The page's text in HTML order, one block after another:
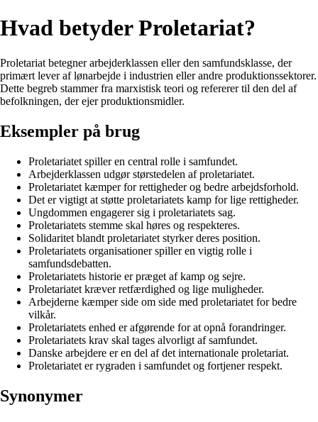
Hvad betyder Proletariat?
Proletariat betegner arbejderklassen eller den samfundsklasse, der
primært lever af lønarbejde i industrien eller andre produktionssektorer.
Dette begreb stammer fra marxistisk teori og refererer til den del af
befolkningen, der ejer produktionsmidler.
Eksempler på brug
Proletariatet spiller en central rolle i samfundet.
Arbejderklassen udgør størstedelen af proletariatet.
Proletariatet kæmper for rettigheder og bedre arbejdsforhold.
Det er vigtigt at støtte proletariatets kamp for lige rettigheder.
Ungdommen engagerer sig i proletariatets sag.
Proletariatets stemme skal høres og respekteres.
Solidaritet blandt proletariatet styrker deres position.
Proletariatets organisationer spiller en vigtig rolle i
samfundsdebatten.
Proletariatets historie er præget af kamp og sejre.
Proletariatet kræver retfærdighed og lige muligheder.
Arbejderne kæmper side om side med proletariatet for bedre
vilkår.
Proletariatets enhed er afgørende for at opnå forandringer.
Proletariatets krav skal tages alvorligt af samfundet.
Danske arbejdere er en del af det internationale proletariat.
Proletariatet er rygraden i samfundet og fortjener respekt.
Synonymer